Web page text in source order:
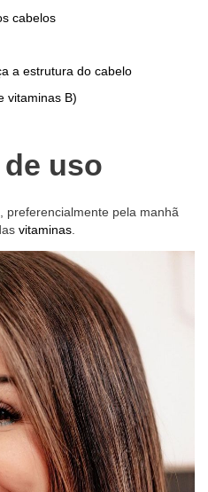
cabelos
a estrutura do cabelo
vitaminas B)
uso
preferencialmente pela manhã
vitaminas